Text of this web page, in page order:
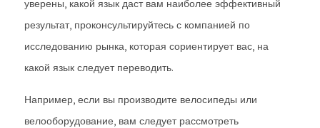
уверены, какой язык даст вам наиболее эффективный
результат, проконсультируйтесь с компанией по
исследованию рынка, которая сориентирует вас, на
какой язык следует переводить.
Например, если вы производите велосипеды или
велооборудование, вам следует рассмотреть